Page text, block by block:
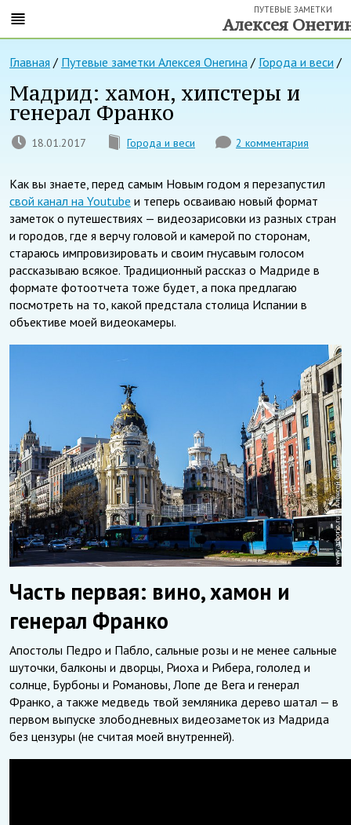
ПУТЕВЫЕ ЗАМЕТКИ
Алексея
Главная / Путевые заметки Алексея Онегина / Города и веси /
Мадрид: хамон, хипстеры и
генерал Франко
18.01.2017 Города и веси 2 комментария
Как вы знаете, перед самым Новым годом я перезапустил
свой канал на Youtube и теперь осваиваю новый формат
заметок о путешествиях — видеозарисовки из разных стран
и городов, где я верчу головой и камерой по сторонам,
стараюсь импровизировать и своим гнусавым голосом
рассказываю всякое. Традиционный рассказ о Мадриде в
формате фотоотчета тоже будет, а пока предлагаю
посмотреть на то, какой предстала столица Испании в
объективе моей видеокамеры.
Часть первая: вино, хамон и
генерал Франко
Апостолы Педро и Пабло, сальные розы и не менее сальные
шуточки, балконы и дворцы, Риоха и Рибера, гололед и
солнце, Бурбоны и Романовы, Лопе де Вега и генерал
Франко, а также медведь твой земляника дерево шатал — в
первом выпуске злободневных видеозаметок из Мадрида
без цензуры (не считая моей внутренней).